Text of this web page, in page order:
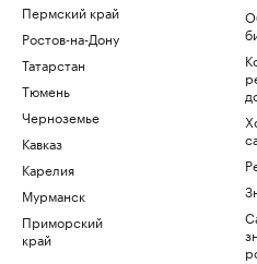
Пермский край
Ростов-на-Дону
Татарстан
Тюмень
Черноземье
Кавказ
Карелия
Мурманск
Приморский
край